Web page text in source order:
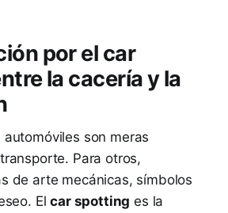
por el car
la cacería y la
automóviles son meras
Para otros,
de arte mecánicas, símbolos
Elcar spotting es la